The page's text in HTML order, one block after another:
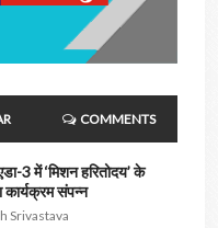
COMMENTS
3 में ‘मिशन हरितोदय’ के
कार्यक्रम संपन्न
Srivastava